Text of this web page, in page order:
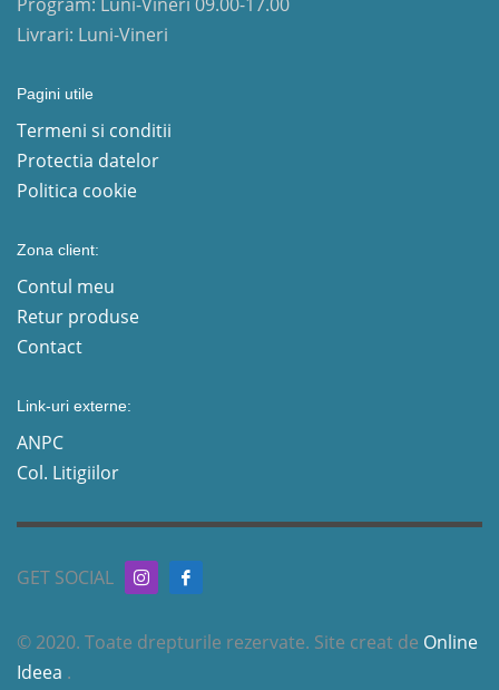
Livrari: Luni-Vineri
Pagini utile
Termeni si conditii
Protectia datelor
Politica cookie
Zona client:
Contul meu
Retur produse
Contact
Link-uri externe:
ANPC
Col. Litigiilor
GET SOCIAL
© 2020. Toate drepturile rezervate. Site creat de Online
Ideea .